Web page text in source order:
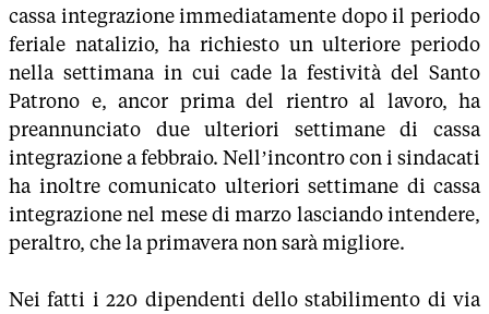
cassa integrazione immediatamente dopo il periodo
feriale natalizio, ha richiesto un ulteriore periodo
nella settimana in cui cade la festività del Santo
Patrono e, ancor prima del rientro al lavoro, ha
preannunciato due ulteriori settimane di cassa
integrazione a febbraio. Nell’incontro con i sindacati
ha inoltre comunicato ulteriori settimane di cassa
integrazione nel mese di marzo lasciando intendere,
peraltro, che la primavera non sarà migliore.
Nei fatti i 220 dipendenti dello stabilimento di via